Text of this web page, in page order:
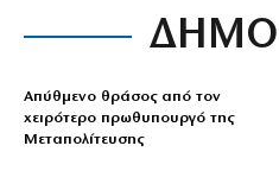
Απύθμενο θράσος από τον
χειρότερο πρωθυπουργό της
Μεταπολίτευσης